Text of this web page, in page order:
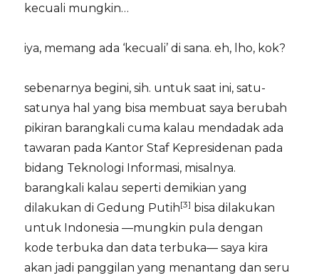
kecuali mungkin…
iya, memang ada ‘kecuali’ di sana. eh, lho, kok?
sebenarnya begini, sih. untuk saat ini, satu-
satunya hal yang bisa membuat saya berubah
pikiran barangkali cuma kalau mendadak ada
tawaran pada Kantor Staf Kepresidenan pada
bidang Teknologi Informasi, misalnya.
barangkali kalau seperti demikian yang
dilakukan di Gedung Putih[3] bisa dilakukan
untuk Indonesia —mungkin pula dengan
kode terbuka dan data terbuka— saya kira
akan jadi panggilan yang menantang dan seru